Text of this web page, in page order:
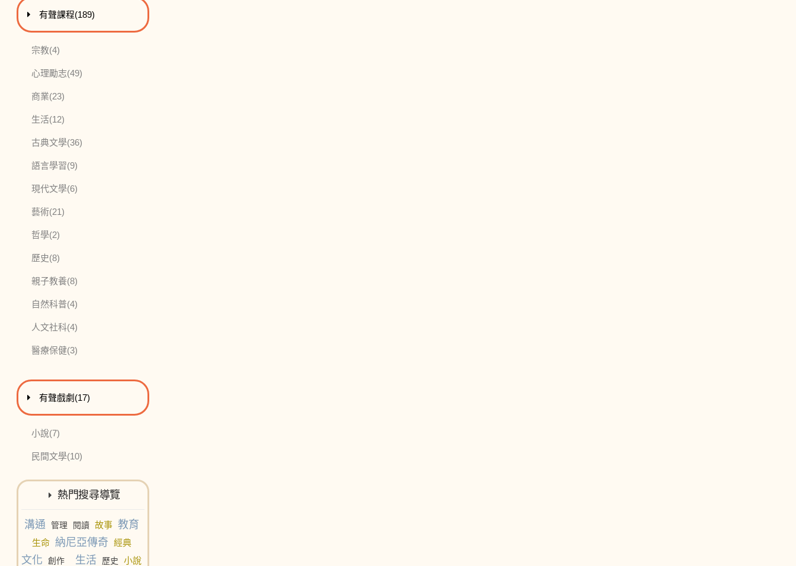
進入
有聲課程此分類有
(189)
宗教此分類有
(4)
心理勵志此分類有
(49)
商業此分類有
(23)
生活此分類有
(12)
古典文學此分類有
(36)
語言學習此分類有
(9)
現代文學此分類有
(6)
藝術此分類有
(21)
哲學此分類有
(2)
歷史此分類有
(8)
親子教養此分類有
(8)
自然科普此分類有
(4)
人文社科此分類有
(4)
醫療保健此分類有
(3)
進入
有聲戲劇 此分類有
(17)
小說此分類有
(7)
民間文學此分類有
(10)
熱門搜尋導覽
溝通 管理 閱讀 故事 教育
生命 納尼亞傳奇 經典
文化 創作 生活 歷史
小說